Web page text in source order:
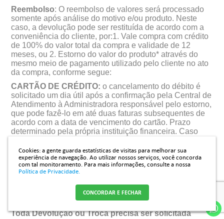
Cookies: a gente guarda estatísticas de visitas para melhorar sua
experiência de navegação. Ao utilizar nossos serviços, você concorda
com tal monitoramento. Para mais informações, consulte a nossa
Política de Privacidade.
CONCORDAR E FECHAR
Reembolso: O reembolso de valores será processado
somente após análise do motivo e/ou produto. Neste
caso, a devolução pode ser restituída de acordo com a
conveniência do cliente, por:1. Vale compra com crédito
de 100% do valor total da compra e validade de 12
meses, ou 2. Estorno do valor do produto* através do
mesmo meio de pagamento utilizado pelo cliente no ato
da compra, conforme segue:
CARTÃO DE CRÉDITO: o cancelamento do débito é
solicitado um dia útil após a confirmação pela Central de
Atendimento à Administradora responsável pelo estorno,
que pode fazê-lo em até duas faturas subsequentes de
acordo com a data de vencimento do cartão. Prazo
determinado pela própria instituição financeira. Caso
até o próximo vencimento.
BOLETO BANCÁRIO OU DEPÓSITO:Reembolso
realizado em conta corrente em até 15 dias úteis após o
pela Central de Atendimento.*Valores referentes ao frete
da 1º entrega não são reembolsados.
Toda Devolução ou Troca precisa ser solicitada